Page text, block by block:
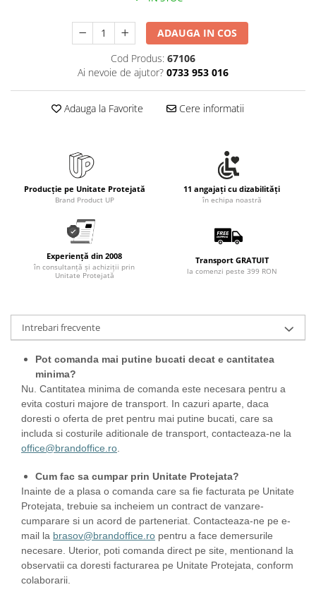
ADAUGA IN COS
Cod Produs: 67106
Ai nevoie de ajutor? 0733 953 016
Adauga la Favorite Cere informatii
Producție pe Unitate Protejată
Brand Product UP
11 angajați cu dizabilități
în echipa noastră
Experiență din 2008
în consultanță și achiziții prin
Unitate Protejată
Transport GRATUIT
la comenzi peste 399 RON
Intrebari frecvente
Pot comanda mai putine bucati decat e cantitatea
minima?
Nu. Cantitatea minima de comanda este necesara pentru a
evita costuri majore de transport. In cazuri aparte, daca
doresti o oferta de pret pentru mai putine bucati, care sa
includa si costurile aditionale de transport, contacteaza-ne la
office@brandoffice.ro
Cum fac sa cumpar prin Unitate Protejata?
Inainte de a plasa o comanda care sa fie facturata pe Unitate
Protejata, trebuie sa incheiem un contract de vanzare-
cumparare si un acord de parteneriat. Contacteaza-ne pe e-
mail la brasov@brandoffice.ro pentru a face demersurile
necesare. Uterior, poti comanda direct pe site, mentionand la
observatii ca doresti facturarea pe Unitate Protejata, conform
colaborarii.